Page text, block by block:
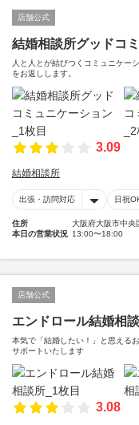
店舗公式
結婚相談所グッドコ
人と人とが結びつくコミュニケー
をお返しします。
3.09
結婚相談所
出張・訪問対応 日祝
住所
大阪府大阪市中央
本日の営業状況 13:00〜18:00
店舗公式
エンドロール結婚相
本気で「結婚したい！」と思える
サポートいたします
3.08